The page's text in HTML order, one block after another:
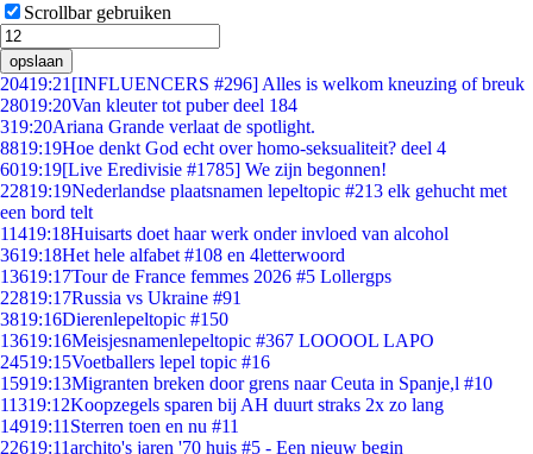
Scrollbar gebruiken
opslaan
20419:21 [INFLUENCERS #296] Alles is welkom kneuzing of breuk
28019:20Van kleuter tot puber deel 184
319:20Ariana Grande verlaat de spotlight.
8819:19Hoe denkt God echt over homo-seksualiteit? deel 4
6019:19[Live Eredivisie #1785] We zijn begonnen!
22819:19Nederlandse plaatsnamen lepeltopic #213 elk gehucht met
een bord telt
11419:18Huisarts doet haar werk onder invloed van alcohol
3619:18Het hele alfabet #108 en 4letterwoord
13619:17Tour de France femmes 2026 #5 Lollergps
22819:17Russia vs Ukraine #91
3819:16Dierenlepeltopic #150
13619:16Meisjesnamenlepeltopic #367 LOOOOL LAPO
24519:15Voetballers lepel topic #16
15919:13Migranten breken door grens naar Ceuta in Spanje,l #10
11319:12Koopzegels sparen bij AH duurt straks 2x zo lang
14919:11 Sterren toen en nu #11
22619:11archito's jaren '70 huis #5 - Een nieuw begin